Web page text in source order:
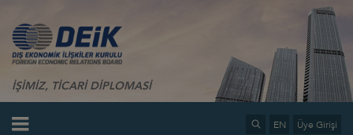
İŞİMİZ, TİCARİ DİPLOMASİ
EN Üye Girişi